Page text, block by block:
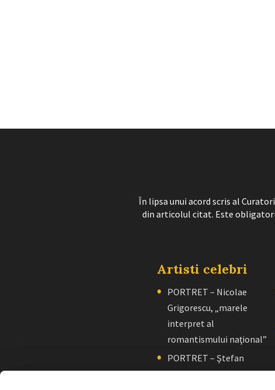
În lipsa unui acord scris al
din articolul citat. Este
Artisti celebri
PORTRET – Nicolae
Grigorescu, „marele
interpret al
romantismului naţional”
PORTRET – Ştefan
Luchian, „un zugrav”